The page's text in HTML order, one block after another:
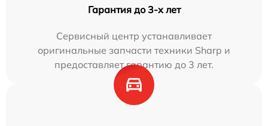
Гарантия до 3-х лет
Сервисный центр устанавливает
оригинальные запчасти техники Sharp и
предоставляет гарантию до 3 лет.